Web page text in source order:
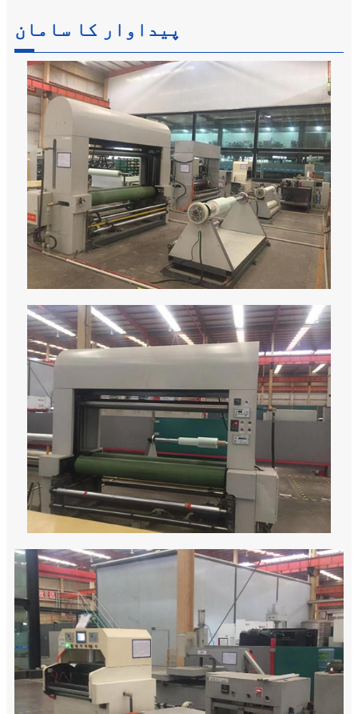
پیداوار کا سامان